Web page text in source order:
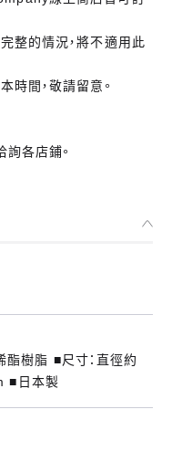
整的情況，將不適用此
間，敬請留意。
各店鋪。
酯樹脂 ■尺寸：直徑約
■日本製